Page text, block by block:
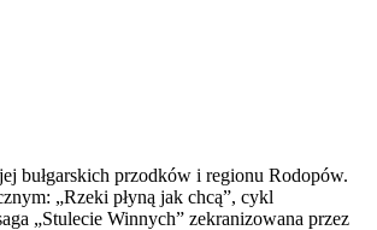
bułgarskich przodków i regionu Rodopów.
„Rzeki płyną jak chcą”, cykl
„Stulecie Winnych” zekranizowana przez